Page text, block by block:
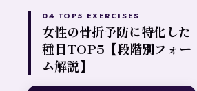
04 TOP5 EXERCISES
女性の骨折予防に特化した
種目TOP5【段階別フォー
ム解説】